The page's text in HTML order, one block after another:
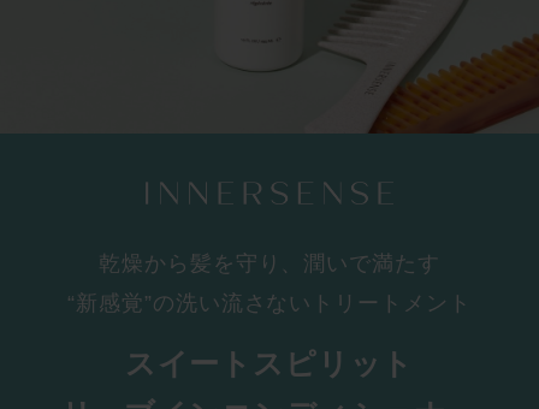
乾燥から髪を守り、潤いで満たす
“新感覚”の洗い流さないトリートメント
スイートスピリット